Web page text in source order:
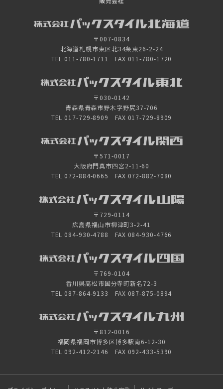
〒007-0834
北海道札幌市東区北34条東26-2-24
TEL 011-780-1711 FAX 011-780-1720
〒030-0142
青森県青森市野木字野尻37-706
TEL 017-729-8909 FAX 017-729-8909
〒571-0017
大阪府門真市四宮2-11-60
TEL 072-884-0665 FAX 072-882-7080
〒729-0114
広島県福山市柳津町3-2-41
TEL 084-930-4788 FAX 084-930-4766
〒769-0104
香川県高松市国分寺町新名72-3
TEL 087-864-9133 FAX 087-875-0894
〒812-0016
福岡県福岡市博多区博多駅南6-12-30
TEL 092-412-2146 FAX 092-433-5390